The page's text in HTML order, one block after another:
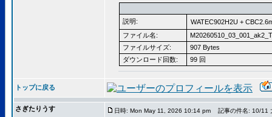
説明:
WATEC902H2U +
ファイル名:
ファイルサイズ:
907 Bytes
ダウンロード回数:
99 回
トップに戻る
さぎたりうす 日時: Mon May 11, 2026 10:14 pm 記事の件名: 10/11